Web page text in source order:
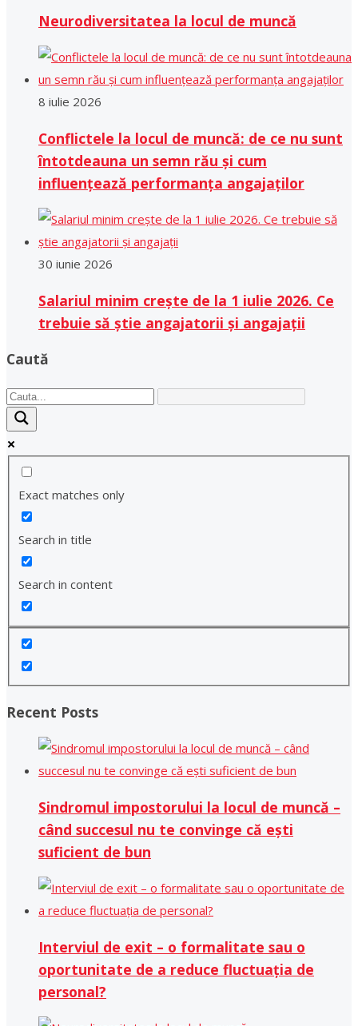
Neurodiversitatea la locul de muncă
8 iulie 2026
Conflictele la locul de muncă: de ce nu sunt
întotdeauna un semn rău și cum
influențează performanța angajaților
30 iunie 2026
Salariul minim crește de la 1 iulie 2026. Ce
trebuie să știe angajatorii și angajații
Caută
Exact matches only
Search in title
Search in content
Recent Posts
Sindromul impostorului la locul de muncă –
când succesul nu te convinge că ești
suficient de bun
Interviul de exit – o formalitate sau o
oportunitate de a reduce fluctuația de
personal?